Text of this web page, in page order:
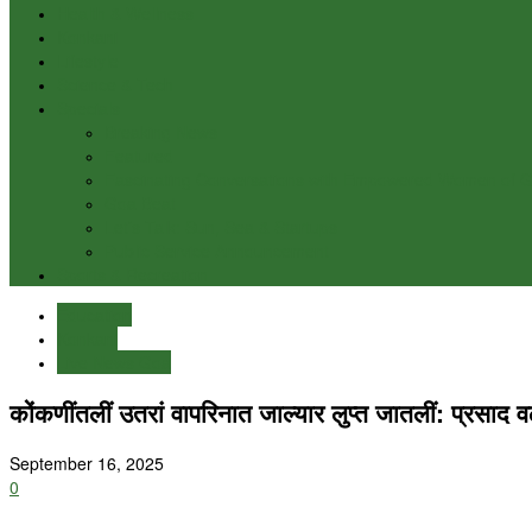
कोंकणींतलीं उतरां वापरिनात जाल्यार लुप्त जातलीं: प्रसाद
September 16, 2025
0